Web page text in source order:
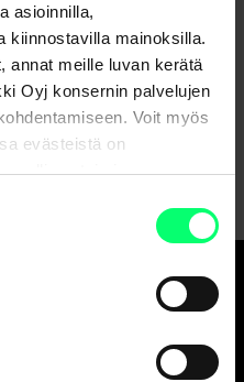
asioinnilla,
kiinnostavilla mainoksilla.
meille luvan kerätä
Oyj konsernin palvelujen
Voit myös
evästeistä on
toiminnan